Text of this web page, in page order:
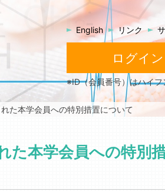
English リンク
ログイン
※ID（会員番号）はハイフ
た本学会員への特別措置について
た本学会員への特別